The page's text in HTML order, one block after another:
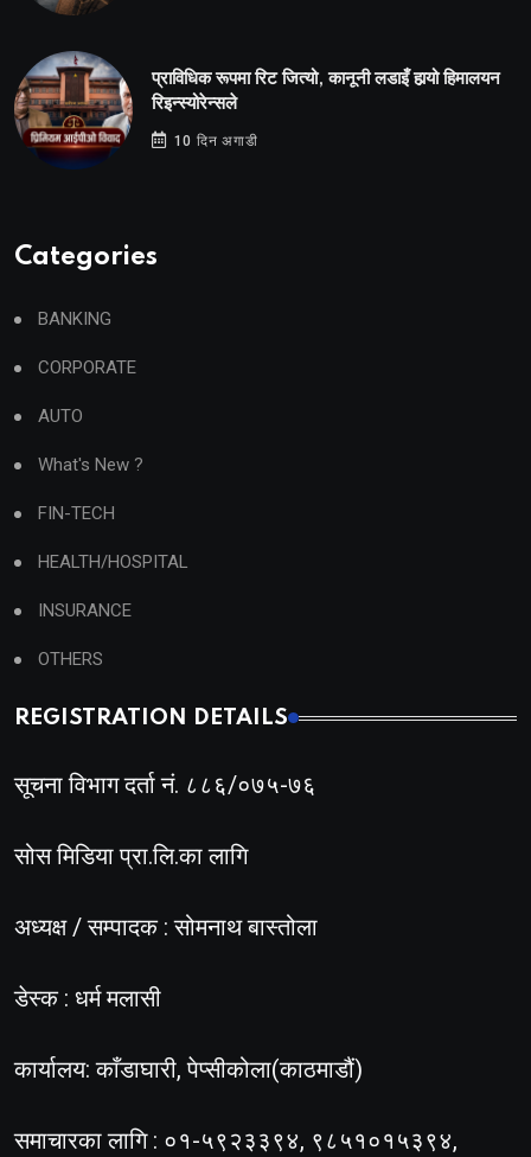
प्राविधिक रूपमा रिट जित्यो, कानूनी लडाइँ हार्‍यो हिमालयन
रिइन्स्योरेन्सले
10 दिन अगाडी
Categories
BANKING
CORPORATE
AUTO
What's New ?
FIN-TECH
HEALTH/HOSPITAL
INSURANCE
OTHERS
REGISTRATION DETAILS
सूचना विभाग दर्ता नं. ८८६/०७५-७६
सोस मिडिया प्रा.लि.का लागि
अध्यक्ष / सम्पादक : सोमनाथ बास्तोला
डेस्क : धर्म मलासी
कार्यालय: काँडाघारी, पेप्सीकोला(काठमाडौं)
समाचारका लागि : ०१-५९२३३९४, ९८५१०१५३९४,